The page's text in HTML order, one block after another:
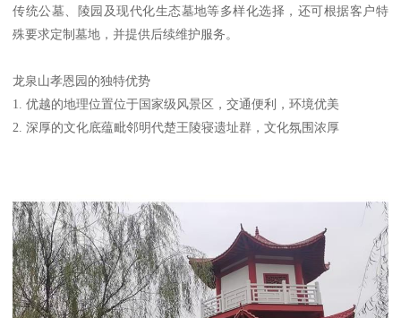
传统公墓、陵园及现代化生态墓地等多样化选择，还可根据客户特
殊要求定制墓地，并提供后续维护服务。
龙泉山孝恩园的独特优势
1. 优越的地理位置位于国家级风景区，交通便利，环境优美
2. 深厚的文化底蕴毗邻明代楚王陵寝遗址群，文化氛围浓厚